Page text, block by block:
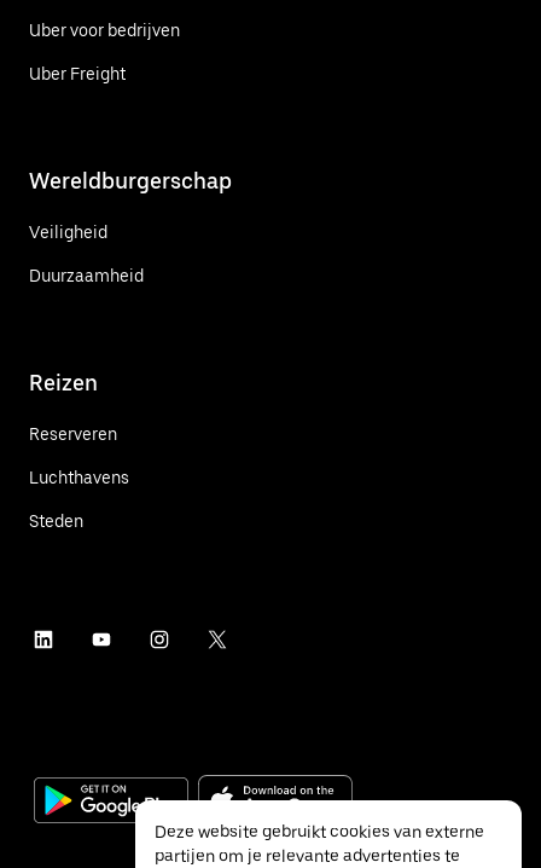
Uber voor bedrijven
Uber Freight
Wereldburgerschap
Veiligheid
Duurzaamheid
Reizen
Reserveren
Luchthavens
Steden
Deze website gebruikt cookies van externe
partijen om je relevante advertenties te